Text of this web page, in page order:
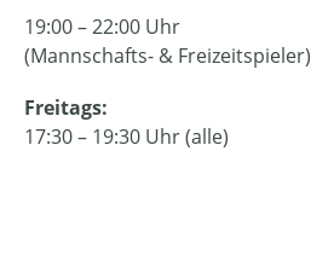
19:00 – 22:00 Uhr
(Mannschafts- & Freizeitspieler)
Freitags:
17:30 – 19:30 Uhr (alle)